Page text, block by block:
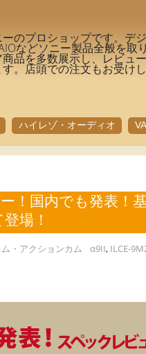
のプロショップです。デジ
などソニー製品全般を取
品を多数展示し、レビュ
。店頭での注文もお受け
ハイレゾ・オーディオ
！国内でも発表！
場！
・アクションカム α9II, ILCE-